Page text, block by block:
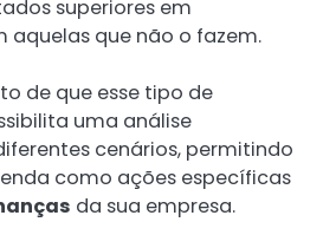
superiores em
que não o fazem.
de que esse tipo de
uma análise
cenários, permitindo
como ações específicas
da sua empresa.